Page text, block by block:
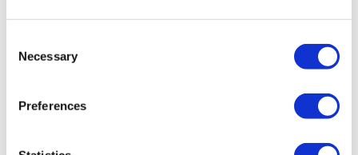
Selection
Necessary
Preferences
Pneumatiky jsou velmi důležitým prvkem
pneumatiky a horší kvalita, tím vyšší riziko
případné autonehody, nedobrzdění před
povětrnostních podmínkách. Opravdu